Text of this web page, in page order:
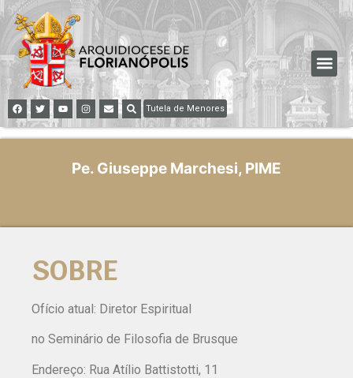
Tutela de Menores
Pe. Giuseppe Marchesi, PIME
SOBRE
Ofício atual: Diretor Espiritual
no Seminário de Filosofia de Brusque
Endereço: Rua Atílio Battistotti, 11